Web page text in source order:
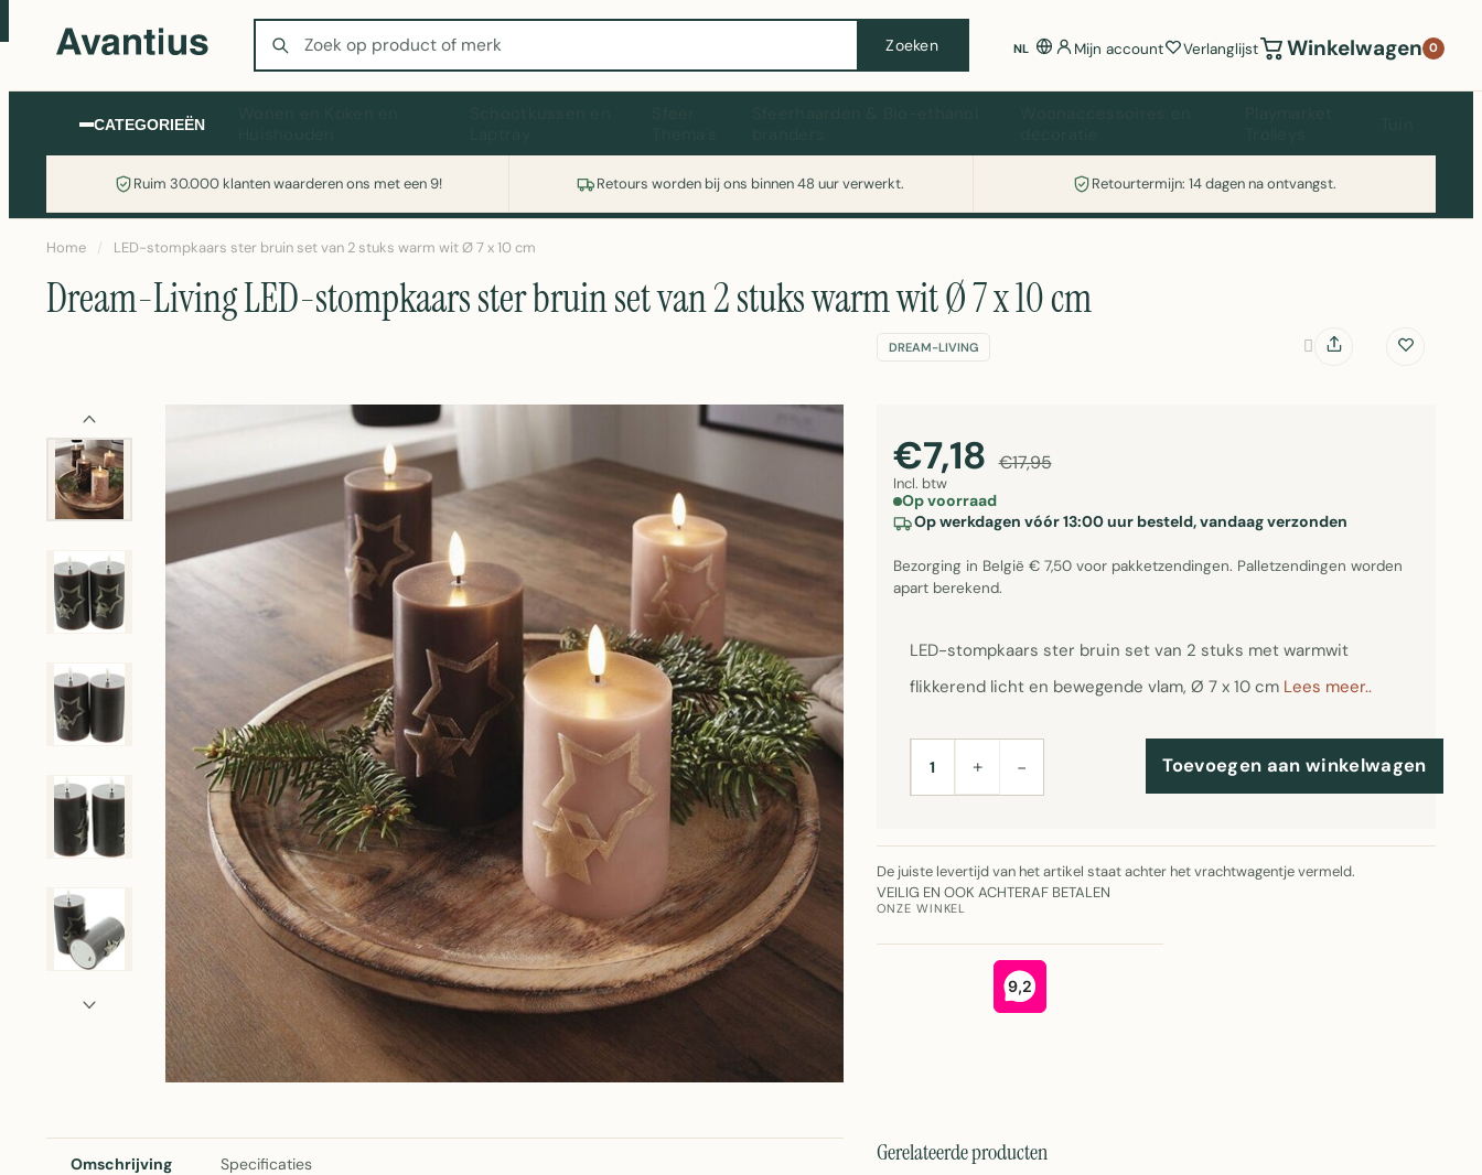
Zoeken
Zoeken NL Mijn account Verlanglijst Winkelwagen 0
CATEGORIEËN
Ruim 30.000 klanten waarderen ons met een 9! Retours worden bij ons binnen 48 uur verwerkt. Retourtermijn: 14 dagen na ontvangst.
Wasmachine of koelkast nodig? Vergelijk alle prijzen op Witgoedaanbod.nl
Home / LED-stompkaars ster bruin set van 2 stuks warm wit Ø 7 x 10 cm
Dream-Living LED-stompkaars ster bruin set van 2 stuks warm wit Ø 7 x 10 cm
DREAM-LIVING
€7,18 €17,95
Incl. btw
Op voorraad
Op werkdagen vóór 13:00 uur besteld, vandaag verzonden
Bezorging in België € 7,50 voor pakketzendingen. Palletzendingen worden
apart berekend.
LED-stompkaars ster bruin set van 2 stuks met warmwit
flikkerend licht en bewegende vlam, Ø 7 x 10 cm Lees meer..
AANTAL+ − Toevoegen aan winkelwagen
De juiste levertijd van het artikel staat achter het vrachtwagentje vermeld.
VEILIG EN OOK ACHTERAF BETALEN
ONZE WINKEL
Omschrijving Specificaties Gerelateerde producten